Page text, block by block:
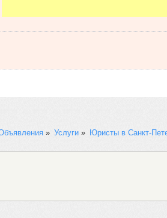
» Услуги» Юристы в Санкт-